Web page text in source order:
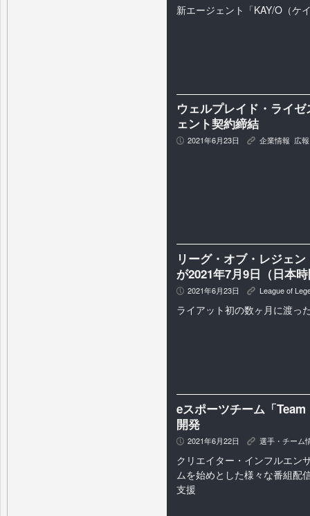
新エージェント「KAY/O（ケ
ウェルプレイド・ライ
ェント契約締結
P 2021年6月23日 K 企業情報, 広
リーグ・オブ・レジェ
が2021年7月9日（日本
P 2021年6月23日 K League of
ライアット初の数ヶ月に渡っ
eスポーツチーム「
開発
P 2021年6月22日 K 選手・チーム
クリエイター・インフルエン
ムを始めとした様々な番組配
支援